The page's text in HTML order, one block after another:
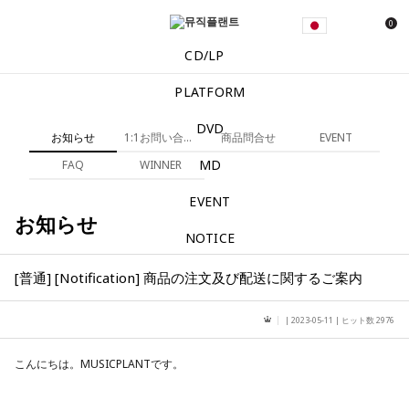
0
CD/LP
PLATFORM
DVD
MD
EVENT
NOTICE
お知らせ 1:1お問い合わせ 商品問合せ
EVENT
FAQ
WINNER
お知らせ
[普通] [Notification] 商品の注文及び配送に関するご案内
| 2023-05-11 | ヒット数 2976
こんにちは。MUSICPLANTです。